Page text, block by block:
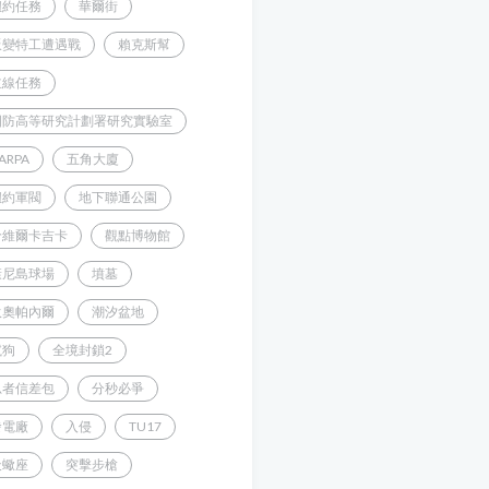
任務 華爾街
特工遭遇戰 賴克斯幫
任務
高等研究計劃署研究實驗室
五角大廈
軍閥 地下聯通公園
爾卡吉卡 觀點博物館
島球場 墳墓
帕內爾 潮汐盆地
全境封鎖2
信差包 分秒必爭
廠 入侵 TU17
座 突擊步槍